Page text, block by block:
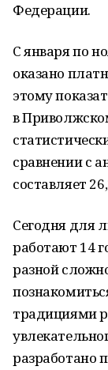
Федерации.
С января по
оказано
этому
в
сравнении с
составляет
Сегодня для
работают 14
разной
традициями
разработано